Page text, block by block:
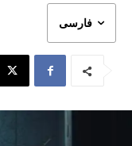
فارسی